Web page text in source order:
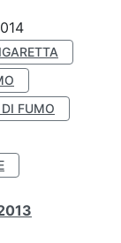
FUMO